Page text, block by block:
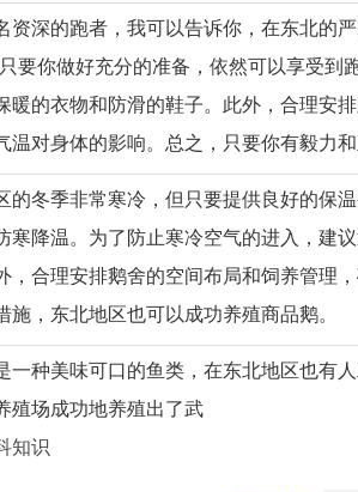
资深的跑者，我可以告诉你，在东北的
要你做好充分的准备，依然可以享受
暖的衣物和防滑的鞋子。此外，合理安
温对身体的影响。总之，只要你有毅力
的冬季非常寒冷，但只要提供良好的保
寒降温。为了防止寒冷空气的进入，建
，合理安排鹅舍的空间布局和饲养管理
施，东北地区也可以成功养殖商品鹅。
一种美味可口的鱼类，在东北地区也有
殖场成功地养殖出了武
知识